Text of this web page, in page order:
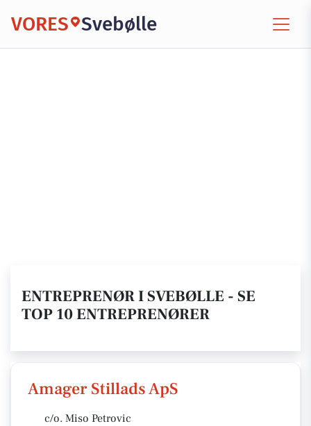
VORES Svebølle
ENTREPRENØR I SVEBØLLE - SE
TOP 10 ENTREPRENØRER
Amager Stillads ApS
c/o. Miso Petrovic